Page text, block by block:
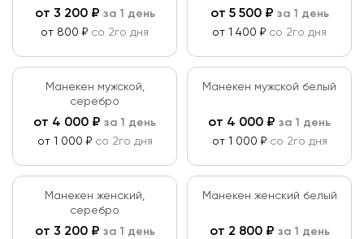
Материалы
Металл
Ткань
Применить
от 3 200₽ за 1 день
от 800 ₽ со 2го дня
от 5 500₽ за 1 день
от 1 400 ₽ со 2го дня
Манекен мужской,
серебро
от 4 000 ₽ за 1 день
от 1 000 ₽ со 2го дня
Манекен мужской белый
от 4 000 ₽ за 1 день
от 1 000 ₽ со 2го дня
Манекен женский,
серебро
от 3 200₽ за 1 день
Манекен женский белый
от 2 800₽ за 1 день